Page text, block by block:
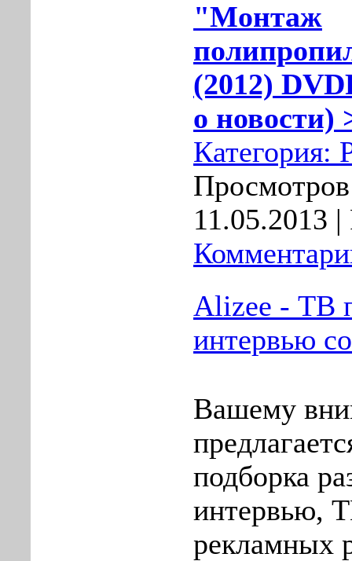
"Монтаж
(2012)
о новости)
Категория:
11.05.2013 |
Alizee - ТВ
интервью
Вашему
подборка
интервью,
рекламных